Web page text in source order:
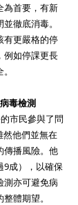
為首要，有新
徹底消毒。
有更嚴格的停
例如停課更長
毒檢測
市民參與了問
然他們並無在
傳播風險。他
9成），以確保
測亦可避免病
體期望。